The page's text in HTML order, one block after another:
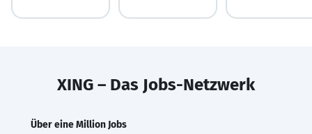
XING – Das Jobs-Netzwerk
Über eine Million Jobs